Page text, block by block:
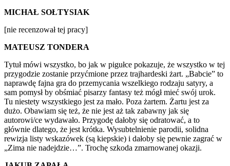
MICHAŁ SOŁTYSIAK
[nie recenzował tej pracy]
MATEUSZ TONDERA
Tytuł mówi wszystko, bo jak w pigułce pokazuje, że wszystko w tej
przygodzie zostanie przyćmione przez trajhardeski żart. „Babcie” to
naprawdę fajna gra do przemycania wszelkiego rodzaju satyry, a
sam pomysł by obśmiać pisarzy fantasy też mógł mieć swój urok.
Tu niestety wszystkiego jest za mało. Poza żartem. Żartu jest za
dużo. Obawiam się też, że nie jest aż tak zabawny jak się
autorowi/ce wydawało. Przygodę dałoby się odratować, a to
głównie dlatego, że jest krótka. Wysubtelnienie parodii, solidna
rewizja listy wskazówek (są kiepskie) i dałoby się pewnie zagrać w
„Zima nie nadejdzie…”. Trochę szkoda zmarnowanej okazji.